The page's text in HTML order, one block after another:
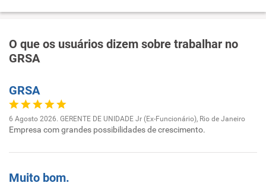
O que os usuários dizem sobre trabalhar no
GRSA
GRSA
6 Agosto 2026. GERENTE DE UNIDADE Jr (Ex-Funcionário), Rio de Janeiro
Empresa com grandes possibilidades de crescimento.
Muito bom.